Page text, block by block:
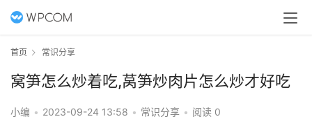
首页 常识分享
窝笋怎么炒着吃,莴笋炒肉片怎么炒才好吃
小编 • 2023-09-24 13:58 • 常识分享 • 阅读 0